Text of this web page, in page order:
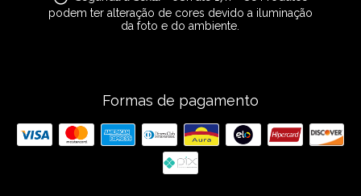
podem ter alteração de cores devido a iluminação
da foto e do ambiente.
Formas de pagamento